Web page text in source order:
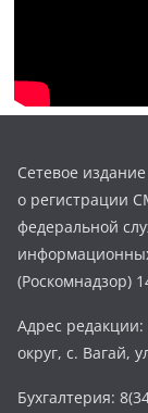
Сетевое
о регистрации
федеральной
(Роскомнадзор)
Адрес редакции:
округ, с. Вагай,
Бухгалтерия: